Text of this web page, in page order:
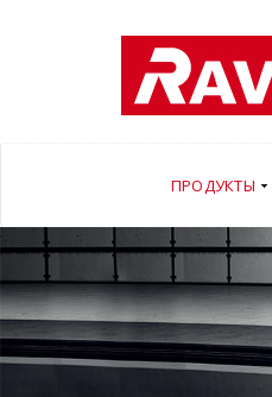
ПРОДУКТЫ